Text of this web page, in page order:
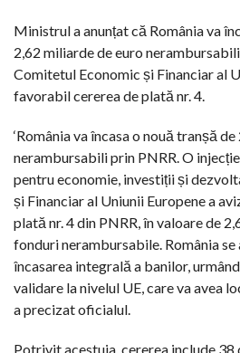
Ministrul a anunțat că România va
2,62 miliarde de euro
Comitetul Economic și Financiar al
favorabil cererea de plată nr. 4.
‘România va încasa o nouă tranșă
nerambursabili prin PNRR. O
pentru economie, investiții și
și Financiar al Uniunii Europene a
plată nr. 4 din PNRR, în valoare de
fonduri nerambursabile. România
încasarea integrală a banilor,
validare la nivelul UE, care va avea
a precizat oficialul.
Potrivit acestuia, cererea include 38